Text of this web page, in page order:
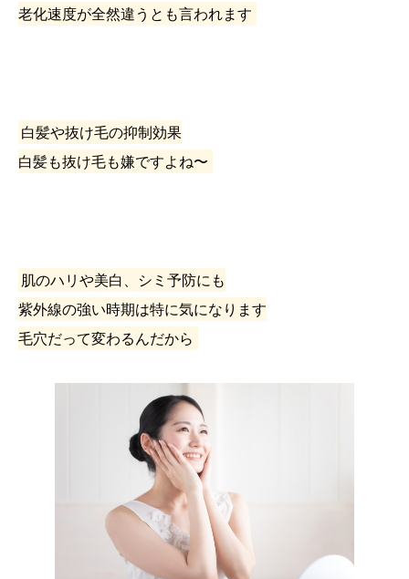
老化速度が全然違うとも言われます
白髪や抜け毛の抑制効果
白髪も抜け毛も嫌ですよね〜
肌のハリや美白、シミ予防にも
紫外線の強い時期は特に気になります
毛穴だって変わるんだから